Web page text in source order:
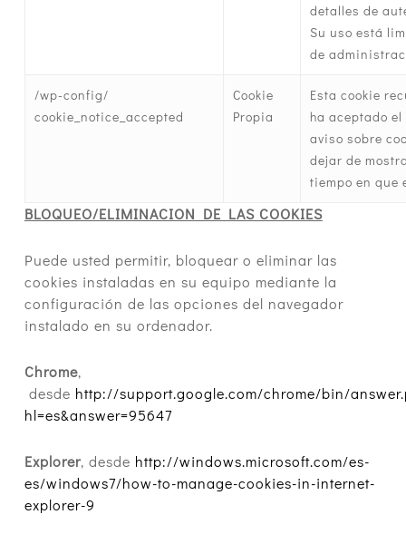
detalles de
Su uso está
de
/wp-config/
cookie_notice_accepted
Cookie
Propia
Esta cookie
ha aceptado
aviso sobre
dejar de
tiempo en que
BLOQUEO/ELIMINACION DE LAS COOKIES
Puede usted permitir, bloquear o eliminar las
cookies instaladas en su equipo mediante la
configuración de las opciones del navegador
instalado en su ordenador.
Chrome,
desde http://support.google.com/chrome/bin/
hl=es&answer=95647
Explorer, desde http://windows.microsoft.com/es-
es/windows7/how-to-manage-cookies-in-internet-
explorer-9